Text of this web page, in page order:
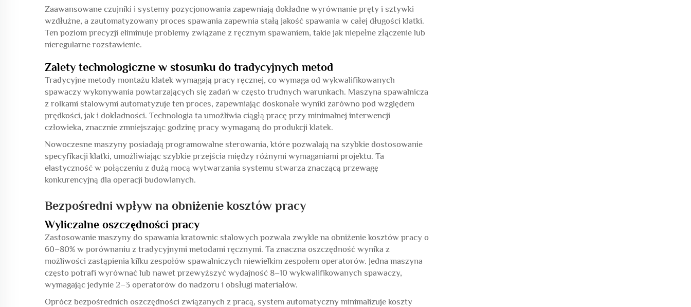
Zaawansowane czujniki i systemy pozycjonowania zapewniają dokładne wyrównanie pręty i sztywki
wzdłużne, a zautomatyzowany proces spawania zapewnia stałą jakość spawania w całej długości klatki.
Ten poziom precyzji eliminuje problemy związane z ręcznym spawaniem, takie jak niepełne złączenie lub
nieregularne rozstawienie.
Zalety technologiczne w stosunku do tradycyjnych metod
Tradycyjne metody montażu klatek wymagają pracy ręcznej, co wymaga od wykwalifikowanych
spawaczy wykonywania powtarzających się zadań w często trudnych warunkach. Maszyna spawalnicza
z rolkami stalowymi automatyzuje ten proces, zapewniając doskonałe wyniki zarówno pod względem
prędkości, jak i dokładności. Technologia ta umożliwia ciągłą pracę przy minimalnej interwencji
człowieka, znacznie zmniejszając godzinę pracy wymaganą do produkcji klatek.
Nowoczesne maszyny posiadają programowalne sterowania, które pozwalają na szybkie dostosowanie
specyfikacji klatki, umożliwiając szybkie przejścia między różnymi wymaganiami projektu. Ta
elastyczność w połączeniu z dużą mocą wytwarzania systemu stwarza znaczącą przewagę
konkurencyjną dla operacji budowlanych.
Bezpośredni wpływ na obniżenie kosztów pracy
Wyliczalne oszczędności pracy
Zastosowanie maszyny do spawania kratownic stalowych pozwala zwykle na obniżenie kosztów pracy o
60–80% w porównaniu z tradycyjnymi metodami ręcznymi. Ta znaczna oszczędność wynika z
możliwości zastąpienia kilku zespołów spawalniczych niewielkim zespołem operatorów. Jedna maszyna
często potrafi wyrównać lub nawet przewyższyć wydajność 8–10 wykwalifikowanych spawaczy,
wymagając jedynie 2–3 operatorów do nadzoru i obsługi materiałów.
Oprócz bezpośrednich oszczędności związanych z pracą, system automatyczny minimalizuje koszty